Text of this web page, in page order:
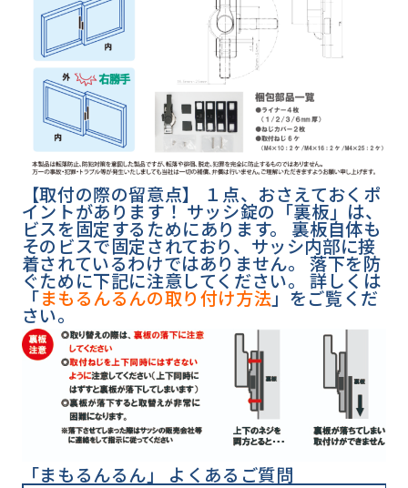
【取付の際の留意点】 １点、おさえておくポ
イントがあります！ サッシ錠の「裏板」は、
ビスを固定するためにあります。 裏板自体も
そのビスで固定されており、サッシ内部に接
着されているわけではありません。 落下を防
ぐために下記に注意してください。 詳しくは
「まもるんるんの取り付け方法」をご覧くだ
さい。
「まもるんるん」 よくあるご質問